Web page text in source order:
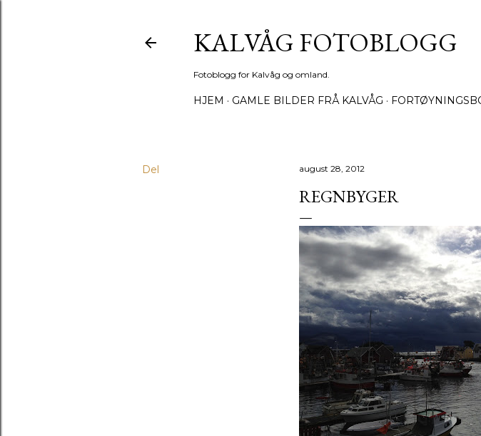
KALVÅG FOTOBLOGG
Fotoblogg for Kalvåg og omland.
HJEM GAMLE BILDER FRÅ KALVÅG
Del august 28, 2012
REGNBYGER